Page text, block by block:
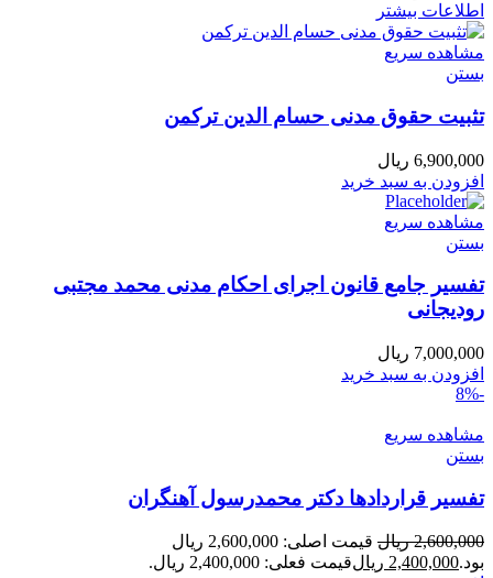
اطلاعات بیشتر
مشاهده سریع
بستن
تثبیت حقوق مدنی حسام الدین ترکمن
6,900,000 ریال
افزودن به سبد خرید
مشاهده سریع
بستن
تفسیر جامع قانون اجرای احکام مدنی محمد مجتبی
رودیجانی
7,000,000 ریال
افزودن به سبد خرید
-8%
مشاهده سریع
بستن
تفسیر قراردادها دکتر محمدرسول آهنگران
2,600,000 ریال
قیمت اصلی: 2,600,000 ریال
بود.2,400,000 ریالقیمت فعلی: 2,400,000 ریال.